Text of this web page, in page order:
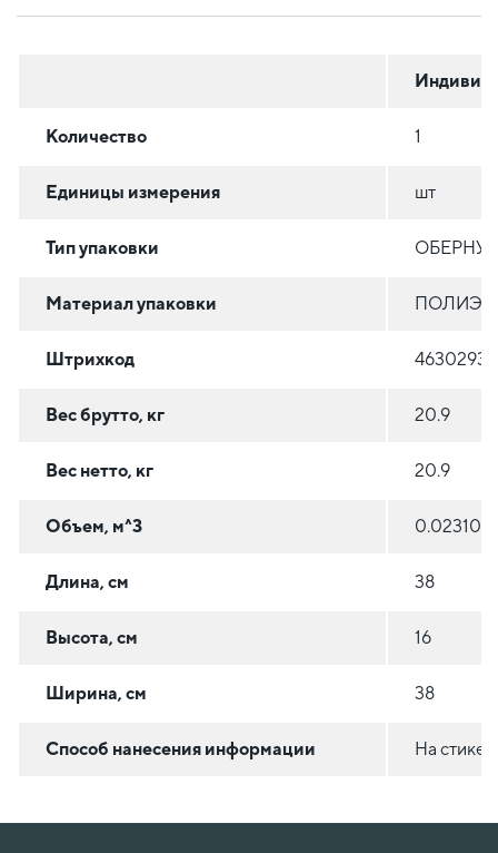
Количество 1
Единицы измерения шт
Тип упаковки
Материал упаковки
Штрихкод
Вес брутто, кг 20.9
Вес нетто, кг 20.9
Объем, м^3 0.023104
Длина, см 38
Высота, см 16
Ширина, см 38
Способ нанесения информации На стикер